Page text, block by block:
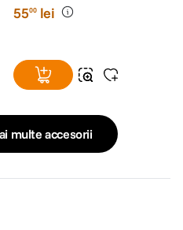
5500 lei
multe accesorii